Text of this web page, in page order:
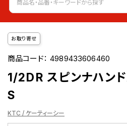
お取り寄せ
商品コード：4989433606460
1/2DR スピンナハン
S
KTC / ケーティーシー